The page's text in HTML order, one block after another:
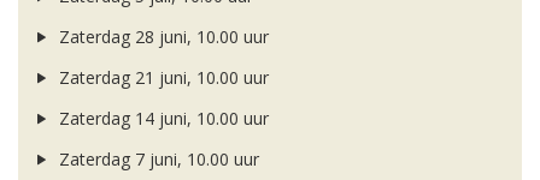
Zaterdag 28 juni, 10.00 uur
Zaterdag 21 juni, 10.00 uur
Zaterdag 14 juni, 10.00 uur
Zaterdag 7 juni, 10.00 uur